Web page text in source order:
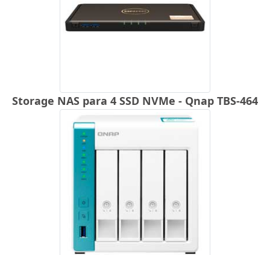
Storage NAS para 4 SSD NVMe - Qnap TBS-464